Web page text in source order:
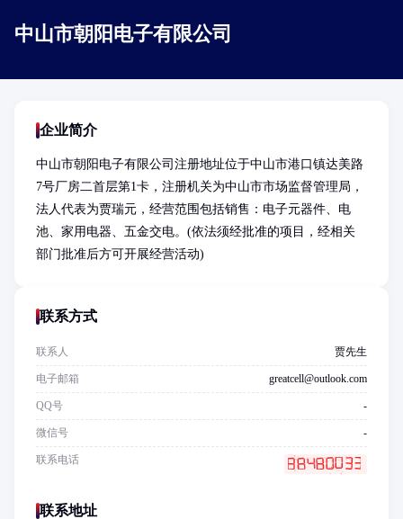
中山市朝阳电子有限公司
企业简介
中山市朝阳电子有限公司注册地址位于中山市港口镇达美路
7号厂房二首层第1卡，注册机关为中山市市场监督管理局，
法人代表为贾瑞元，经营范围包括销售：电子元器件、电
池、家用电器、五金交电。(依法须经批准的项目，经相关
部门批准后方可开展经营活动)
联系方式
联系人 贾先生
电子邮箱 greatcell@outlook.com
QQ号 -
微信号 -
联系电话
联系地址